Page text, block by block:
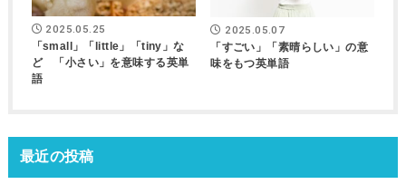
2025.05.25
「small」「little」「tiny」な
ど 「小さい」を意味する英単
語
2025.05.07
「すごい」「素晴らしい」の意
味をもつ英単語
最近の投稿